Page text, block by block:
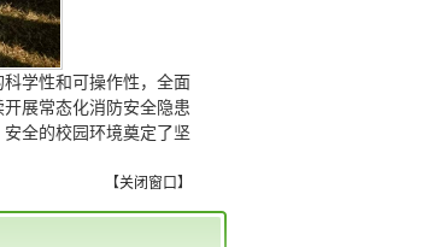
学性和可操作性，全面
展常态化消防安全隐患
全的校园环境奠定了坚
【关闭窗口】